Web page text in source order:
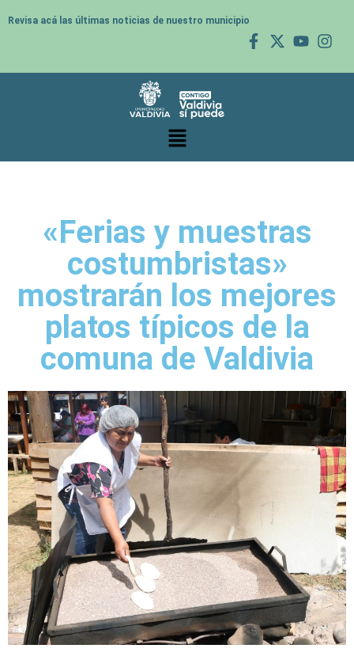
Revisa acá las últimas noticias de nuestro municipio
«Ferias y muestras
costumbristas»
mostrarán los mejores
platos típicos de la
comuna de Valdivia